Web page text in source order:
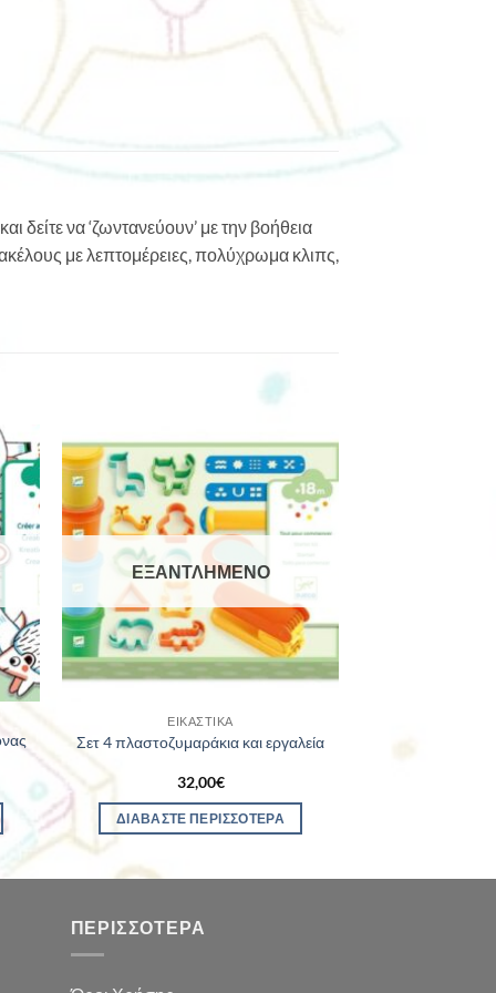
δείτε να ‘ζωντανεύουν’ με την βοήθεια
με λεπτομέρειες, πολύχρωμα κλιπς,
ΕΞΑΝΤΛΗΜΈΝΟ
ΕΙΚΑΣΤΙΚΆ
Σετ 4 πλαστοζυμαράκια και εργαλεία
32,00€
ΔΙΑΒΆΣΤΕ ΠΕΡΙΣΣΌΤΕΡΑ
ΠΕΡΙΣΣΌΤΕΡΑ